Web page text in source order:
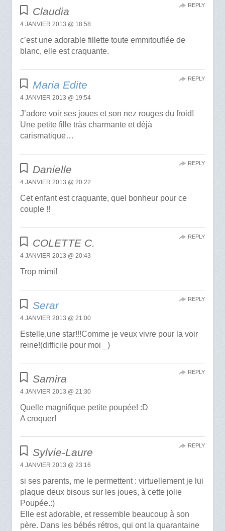
Claudia
4 JANVIER 2013 @ 18:58
c’est une adorable fillette toute emmitouflée de
blanc, elle est craquante.
REPLY
Maria Edite
4 JANVIER 2013 @ 19:54
J’adore voir ses joues et son nez rouges du froid!
Une petite fille tràs charmante et déjà
carismatique…
REPLY
Danielle
4 JANVIER 2013 @ 20:22
Cet enfant est craquante, quel bonheur pour ce
couple !!
REPLY
COLETTE C.
4 JANVIER 2013 @ 20:43
Trop mimi!
REPLY
Serar
4 JANVIER 2013 @ 21:00
Estelle,une star!!!Comme je veux vivre pour la voir
reine!(difficile pour moi _)
REPLY
Samira
4 JANVIER 2013 @ 21:30
Quelle magnifique petite poupée! :D
A croquer!
REPLY
Sylvie-Laure
4 JANVIER 2013 @ 23:16
si ses parents, me le permettent : virtuellement je lui
plaque deux bisous sur les joues, à cette jolie
Poupée.:)
Elle est adorable, et ressemble beaucoup à son
père. Dans les bébés rétros, qui ont la quarantaine
REPLY